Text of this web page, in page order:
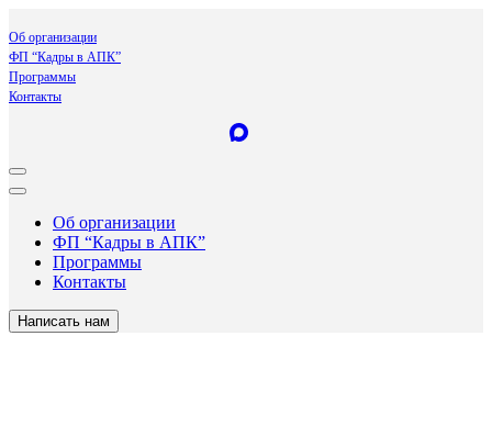
Об организации
ФП “Кадры в АПК”
Программы
Контакты
Об организации
ФП “Кадры в АПК”
Программы
Контакты
Написать нам